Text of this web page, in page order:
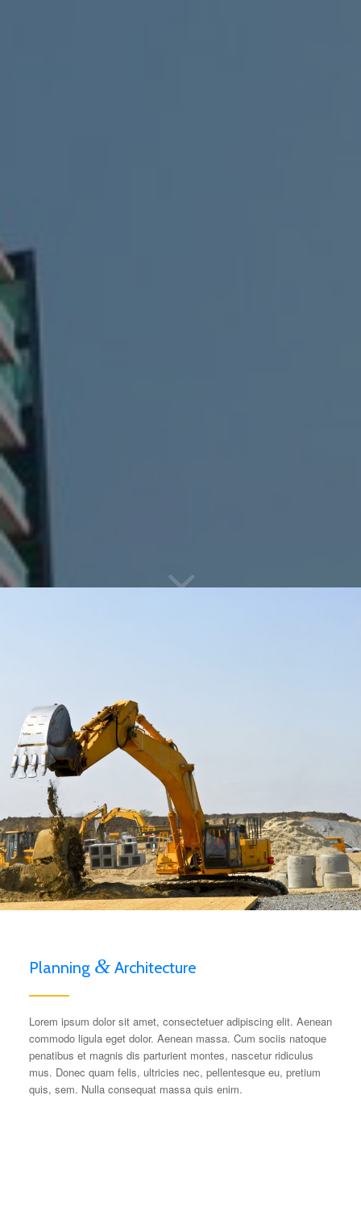
Planning &Architecture
Lorem ipsum dolor sit amet, consectetuer adipiscing elit. Aenean
commodo ligula eget dolor. Aenean massa. Cum sociis natoque
penatibus et magnis dis parturient montes, nascetur ridiculus
mus. Donec quam felis, ultricies nec, pellentesque eu, pretium
quis, sem. Nulla consequat massa quis enim.